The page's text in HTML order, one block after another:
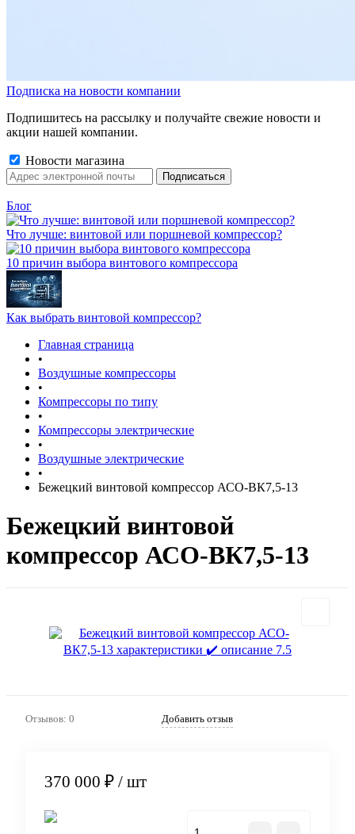
Подписка на новости компании
Подпишитесь на рассылку и получайте свежие новости и
акции нашей компании.
Новости магазина
Блог
Что лучше: винтовой или поршневой компрессор?
10 причин выбора винтового компрессора
Как выбрать винтовой компрессор?
Главная страница
•
Воздушные компрессоры
•
Компрессоры по типу
•
Компрессоры электрические
•
Воздушные электрические
•
Бежецкий винтовой компрессор АСО-ВК7,5-13
Бежецкий винтовой
компрессор АСО-ВК7,5-13
Отзывов: 0 Добавить отзыв
370 000 ₽ / шт